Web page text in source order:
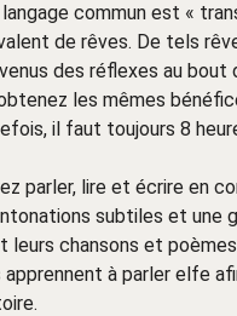
commun est «
de rêves. De tels
des réflexes au bout
les mêmes
il faut toujours 8
parler, lire et écrire en
subtiles et une
leurs chansons et
apprennent à parler elfe